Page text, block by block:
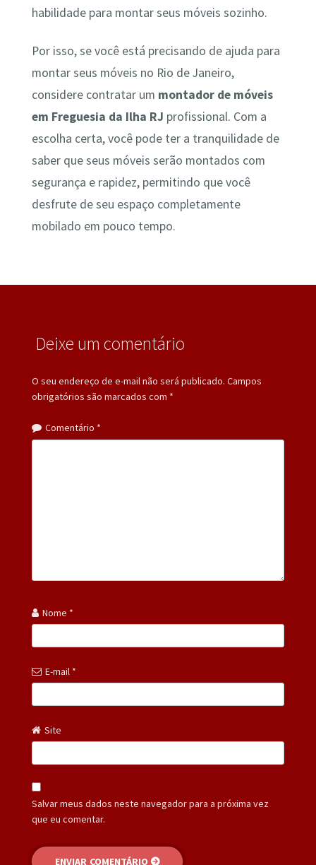
habilidade para montar seus móveis sozinho.
Por isso, se você está precisando de ajuda para
montar seus móveis no Rio de Janeiro,
considere contratar um montador de móveis
em Freguesia da Ilha RJ profissional. Com a
escolha certa, você pode ter a tranquilidade de
saber que seus móveis serão montados com
segurança e rapidez, permitindo que você
desfrute de seu espaço completamente
mobilado em pouco tempo.
Deixe um comentário
O seu endereço de e-mail não será publicado. Campos
obrigatórios são marcados com *
Comentário *
Nome *
E-mail *
Site
Salvar meus dados neste navegador para a próxima vez
que eu comentar.